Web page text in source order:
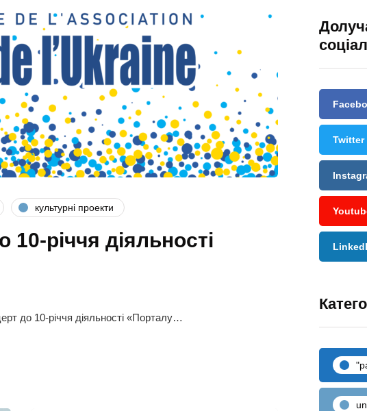
культурні проекти
річчя діяльності
до 10-річчя діяльності «Порталу…
Twitter